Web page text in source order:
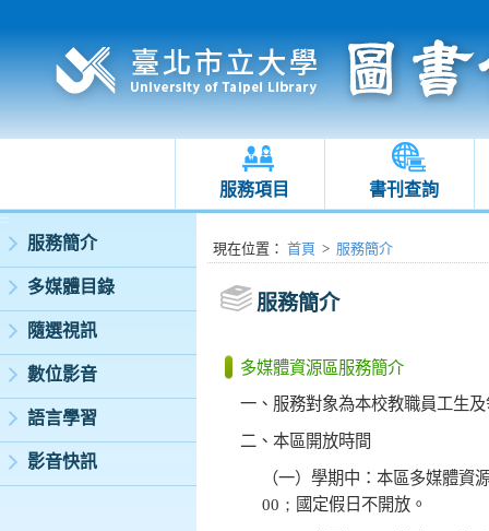
服務項目 書刊查詢
:::
服務簡介
多媒體目錄
隨選視訊
數位影音
語言學習
影音快訊
:::現在位置 ： 首頁 > 服務簡介
服務簡介
多媒體資源區服務簡介
一、服務對象為本校教職員工生
二、本區開放時間
（一）學期中：本區多媒體資
00； 國定假日不開放。